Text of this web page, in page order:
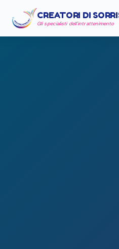
CREATORI DI
Gli specialisti dell'intrattenimento